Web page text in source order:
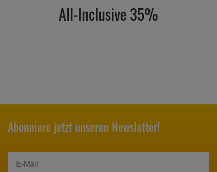
All-Inclusive 35%
Abonniere jetzt unseren Newsletter!